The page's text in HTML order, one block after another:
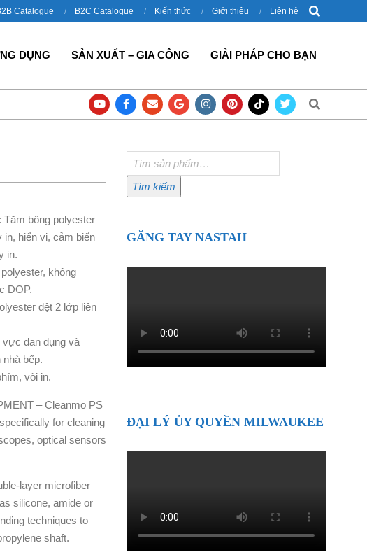
Catalogue B2C Catalogue Kiến thức Giới thiệu Liên hệ
Search
DỤNG SẢN XUẤT – GIA CÔNG GIẢI PHÁP CHO BẠN
rẻ – Giải pháp cho công nghiệp đóng gói Thùng đựng đồ nghề Milwaukee 8424
Search
Tăm bông polyester
in, hiển vi, cảm biến
in.
không
DOP.
dệt 2 lớp liên
dan dụng và
nhà bếp.
vòi in.
– Cleanmo PS
for cleaning
optical sensors
layer microfiber
silicone, amide or
techniques to
shaft.
Tìm
kiếm:
Tìm kiếm
GĂNG TAY NASTAH
ĐẠI LÝ ỦY QUYỀN MILWAUKEE